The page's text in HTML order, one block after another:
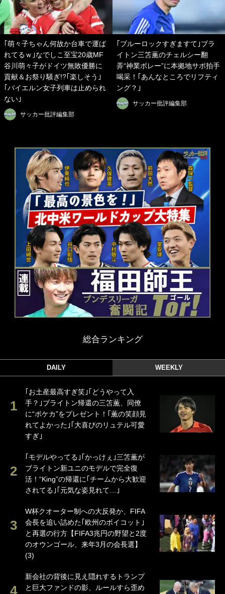
｢萌々子ちゃん何故か台車で運ば
れてるｗ｣なでしこ至宝20歳MF
谷川萌々子がドイツ無敗優勝に
貢献＆お祭り騒ぎ!?｢楽しそう｣
｢バイエルン女子列車は止められ
ない｣
サッカー批評編集部
｢ブルーロックすぎますて｣ブラ
イトン三笘薫のチェルシー翻
弄“神業ボレー”に本拠地サポ拍手
喝采！｢あんなところでリフティ
ング？｣
サッカー批評編集部
総合ランキング
DAILY WEEKLY
｢お土産最高すぎ笑｣｢どうやって入
手？｣ブライトン帰還の三笘薫、同僚
に“ポケカ”をプレゼント！｢薫の笑顔見
れてよかった｣｢大喜びのリュテル可愛
すぎ｣
｢モデルやってる｣｢かっけぇ｣三笘薫が
ブライトン新ユニのモデルで完全復
活！“King”の帰還に｢チームから大歓迎
されてる｣｢元気な姿見れて…｣
W杯クオーター制への大反発か、FIFA
会長を追い詰めた｢欧州のボイコット｣
と再選の行方【FIFA3兆円の野望と2度
のオウンゴール、来年3月の会長選】
(3)
新会社の背後に見え隠れするトランプ
と巨大ファンドの影、ルールすら歪め